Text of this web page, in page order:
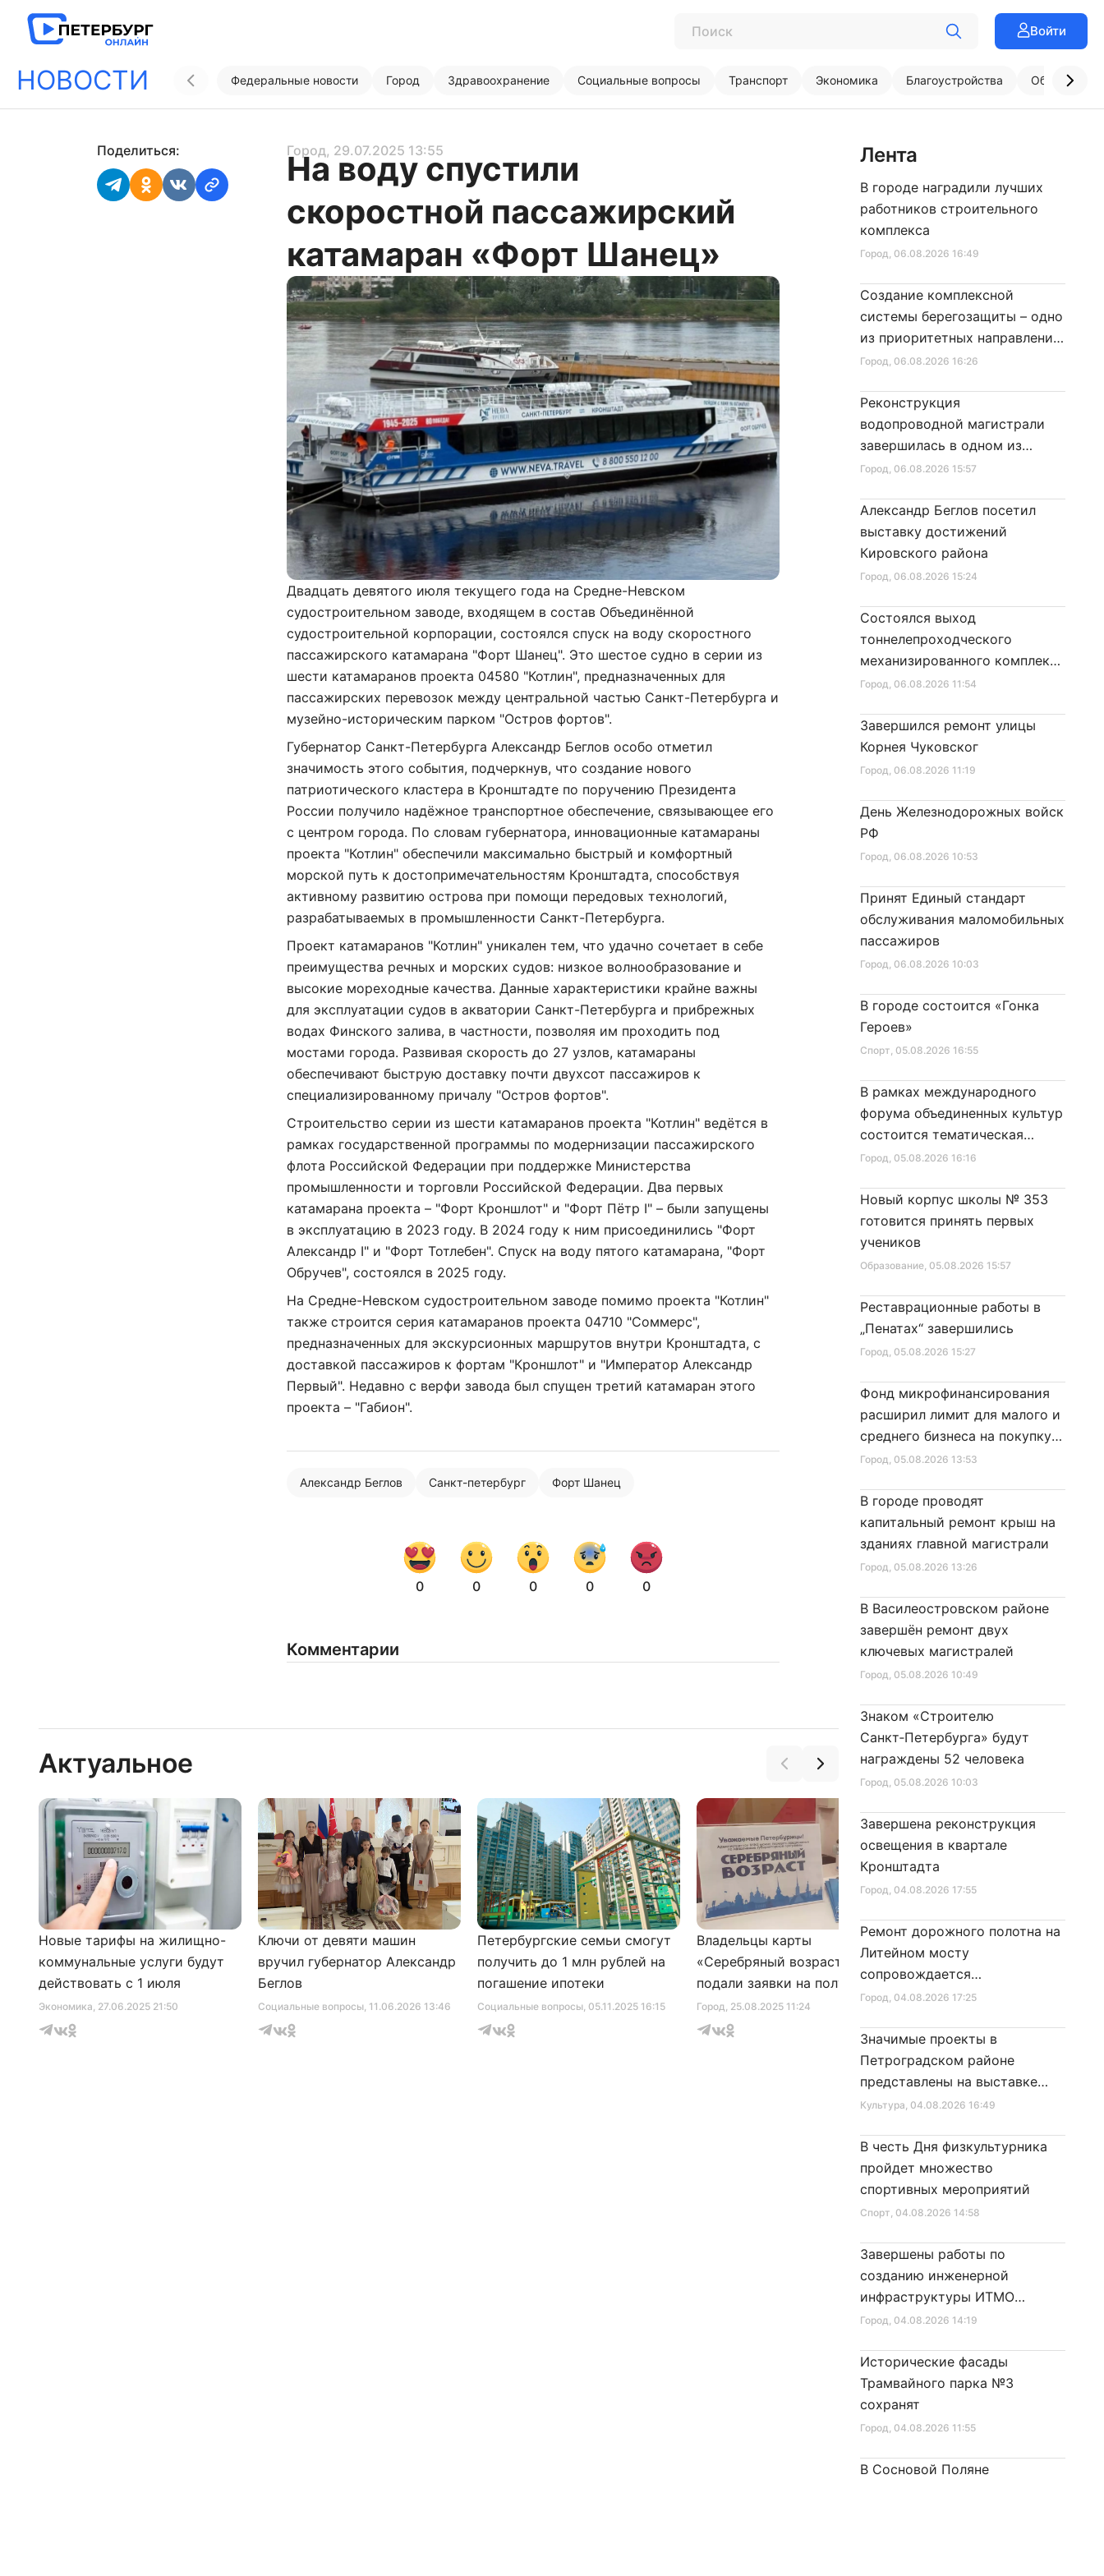
Войти
НОВОСТИ Федеральные новости Город Здравоохранение Социальные вопросы Транспорт Экономика Благоустройства
Поделиться: Город, 29.07.2025 13:55
На воду спустили
скоростной пассажирский
катамаран «Форт Шанец»
Двадцать девятого июля текущего года на Средне-Невском
судостроительном заводе, входящем в состав Объединённой
судостроительной корпорации, состоялся спуск на воду скоростного
пассажирского катамарана "Форт Шанец". Это шестое судно в серии из
шести катамаранов проекта 04580 "Котлин", предназначенных для
пассажирских перевозок между центральной частью Санкт-Петербурга и
музейно-историческим парком "Остров фортов".
Губернатор Санкт-Петербурга Александр Беглов особо отметил
значимость этого события, подчеркнув, что создание нового
патриотического кластера в Кронштадте по поручению Президента
России получило надёжное транспортное обеспечение, связывающее его
с центром города. По словам губернатора, инновационные катамараны
проекта "Котлин" обеспечили максимально быстрый и комфортный
морской путь к достопримечательностям Кронштадта, способствуя
активному развитию острова при помощи передовых технологий,
разрабатываемых в промышленности Санкт-Петербурга.
Проект катамаранов "Котлин" уникален тем, что удачно сочетает в себе
преимущества речных и морских судов: низкое волнообразование и
высокие мореходные качества. Данные характеристики крайне важны
для эксплуатации судов в акватории Санкт-Петербурга и прибрежных
водах Финского залива, в частности, позволяя им проходить под
мостами города. Развивая скорость до 27 узлов, катамараны
обеспечивают быструю доставку почти двухсот пассажиров к
специализированному причалу "Остров фортов".
Строительство серии из шести катамаранов проекта "Котлин" ведётся в
рамках государственной программы по модернизации пассажирского
флота Российской Федерации при поддержке Министерства
промышленности и торговли Российской Федерации. Два первых
катамарана проекта – "Форт Кроншлот" и "Форт Пётр I" – были запущены
в эксплуатацию в 2023 году. В 2024 году к ним присоединились "Форт
Александр I" и "Форт Тотлебен". Спуск на воду пятого катамарана, "Форт
Обручев", состоялся в 2025 году.
На Средне-Невском судостроительном заводе помимо проекта "Котлин"
также строится серия катамаранов проекта 04710 "Соммерс",
предназначенных для экскурсионных маршрутов внутри Кронштадта, с
доставкой пассажиров к фортам "Кроншлот" и "Император Александр
Первый". Недавно с верфи завода был спущен третий катамаран этого
проекта – "Габион".
Александр Беглов Санкт-петербург Форт Шанец
0 0 0 0 0
Комментарии
Актуальное
Экономика, 27.06.2025 21:50
Новые тарифы на жилищно-
коммунальные услуги будут
действовать с 1 июля
Социальные вопросы, 11.06.2026 13:46
Ключи от девяти машин
вручил губернатор Александр
Беглов
Социальные вопросы, 05.11.2025 16:15
Петербургские семьи смогут
получить до 1 млн рублей на
погашение ипотеки
Город, 25.08.2025 11:24
Владельцы карты
«Серебряный возраст»
подали заявки на получение
сертификата для посещения
музеев
Александр Беглов подписал
Закон «О внесении изменения
в Закон Санкт‑Петербурга
«Социальный кодекс
Санкт‑Петербурга»
Лента
Город, 06.08.2026 16:49
В городе наградили лучших
работников строительного
комплекса
Город, 06.08.2026 16:26
Создание комплексной
системы берегозащиты – одно
из приоритетных направлений
развития Петербурга
Город, 06.08.2026 15:57
Реконструкция
водопроводной магистрали
завершилась в одном из
районов города
Город, 06.08.2026 15:24
Александр Беглов посетил
выставку достижений
Кировского района
Город, 06.08.2026 11:54
Состоялся выход
тоннелепроходческого
механизированного комплекса
«Надежда» на поверхность
Город, 06.08.2026 11:19
Завершился ремонт улицы
Корнея Чуковског
Город, 06.08.2026 10:53
День Железнодорожных войск
РФ
Город, 06.08.2026 10:03
Принят Единый стандарт
обслуживания маломобильных
пассажиров
Спорт, 05.08.2026 16:55
В городе состоится «Гонка
Героев»
Город, 05.08.2026 16:16
В рамках международного
форума объединенных культур
состоится тематическая
секция
Образование, 05.08.2026 15:57
Новый корпус школы № 353
готовится принять первых
учеников
Город, 05.08.2026 15:27
Реставрационные работы в
„Пенатах“ завершились
Город, 05.08.2026 13:53
Фонд микрофинансирования
расширил лимит для малого и
среднего бизнеса на покупку
специальной техники
Город, 05.08.2026 13:26
В городе проводят
капитальный ремонт крыш на
зданиях главной магистрали
Город, 05.08.2026 10:49
В Василеостровском районе
завершён ремонт двух
ключевых магистралей
Город, 05.08.2026 10:03
Знаком «Строителю
Санкт‑Петербурга» будут
награждены 52 человека
Город, 04.08.2026 17:55
Завершена реконструкция
освещения в квартале
Кронштадта
Город, 04.08.2026 17:25
Ремонт дорожного полотна на
Литейном мосту
сопровождается
реставрационными работами
Культура, 04.08.2026 16:49
Значимые проекты в
Петроградском районе
представлены на выставке
достижений
Спорт, 04.08.2026 14:58
В честь Дня физкультурника
пройдет множество
спортивных мероприятий
Город, 04.08.2026 14:19
Завершены работы по
созданию инженерной
инфраструктуры ИТМО
Хайпарк
Город, 04.08.2026 11:55
Исторические фасады
Трамвайного парка №3
сохранят
В Сосновой Поляне
Нажимая на кнопку "Отправить" вы
соглашаетесь сполитикой конфиденциальности